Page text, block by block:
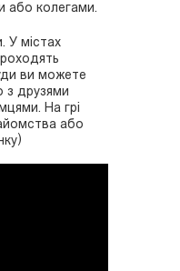
або колегами.
У містах
ви можете
з друзями
На грі
або